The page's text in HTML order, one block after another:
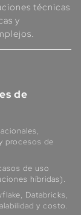
técnicas
y
de
procesos de
de uso
híbridas).
Databricks,
y costo.